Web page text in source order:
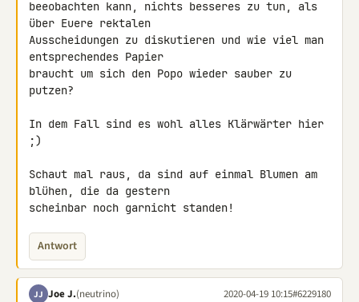
beeobachten kann, nichts besseres zu tun, als
über Euere rektalen
Ausscheidungen zu diskutieren und wie viel man
entsprechendes Papier
braucht um sich den Popo wieder sauber zu
putzen?
In dem Fall sind es wohl alles Klärwärter hier
;)
Schaut mal raus, da sind auf einmal Blumen am
blühen, die da gestern
scheinbar noch garnicht standen!
Antwort
JJ Joe J.(neutrino) 2020-04-19 10:15#6229180